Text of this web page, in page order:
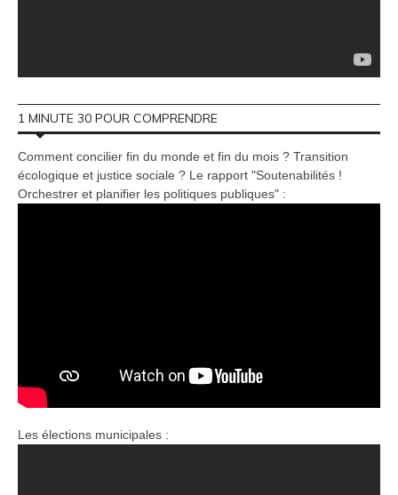
1 MINUTE 30 POUR COMPRENDRE
Comment concilier fin du monde et fin du mois ? Transition
écologique et justice sociale ? Le rapport "Soutenabilités !
Orchestrer et planifier les politiques publiques" :
Les élections municipales :